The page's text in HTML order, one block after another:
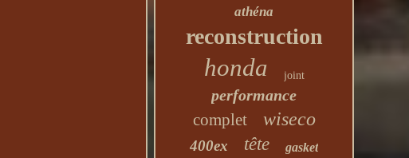
athéna
reconstruction
honda joint
performance
complet wiseco
400ex tête gasket